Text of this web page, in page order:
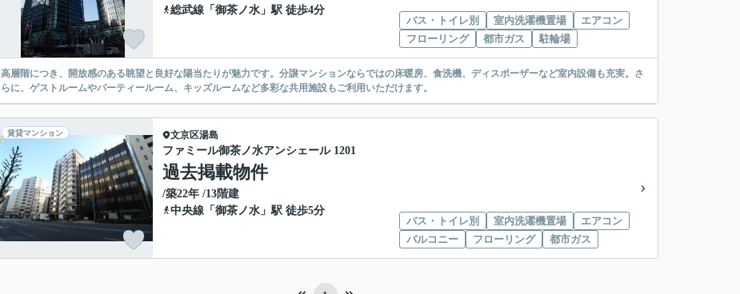
総武線 「 御茶ノ水 」駅 徒歩4分
バス・トイレ別
室内洗濯機置場
エアコン
フローリング
都市ガス 駐輪場
高層階につき、開放感のある眺望と良好な陽当たりが魅力です。分譲マンションならではの床暖房、食洗機、ディスポーザーなど室内設備も充実。さ
らに、ゲストルームやパーティールーム、キッズルームなど多彩な共用施設もご利用いただけます。
賃貸マンション 文京区湯島
ファミール御茶ノ水アンシェール 1201
過去掲載物件
/築22年 /13階建
中央線 「 御茶ノ水 」駅 徒歩5分
バス・トイレ別
室内洗濯機置場
エアコン
バルコニー
フローリング 都市ガス